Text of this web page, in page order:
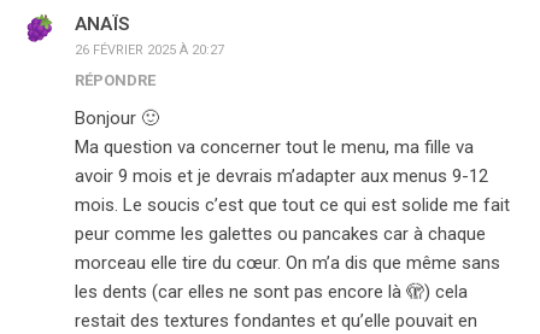
ANAÏS
26 FÉVRIER 2025 À 20:27
RÉPONDRE
Bonjour 🙂
Ma question va concerner tout le menu, ma fille va
avoir 9 mois et je devrais m’adapter aux menus 9-12
mois. Le soucis c’est que tout ce qui est solide me fait
peur comme les galettes ou pancakes car à chaque
morceau elle tire du cœur. On m’a dis que même sans
les dents (car elles ne sont pas encore là 🫣) cela
restait des textures fondantes et qu’elle pouvait en